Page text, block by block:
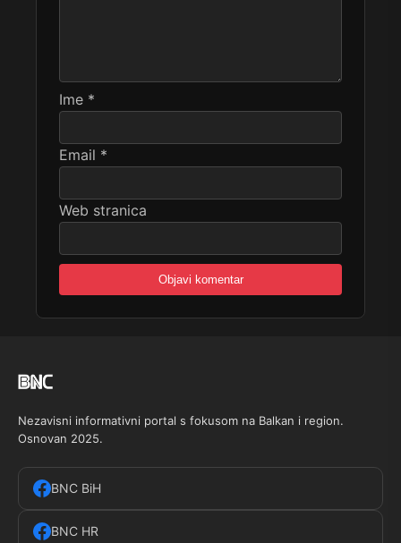
Ime *
Email *
Web stranica
Nezavisni informativni portal s fokusom na Balkan i region.
Osnovan 2025.
BNC BiH
BNC HR